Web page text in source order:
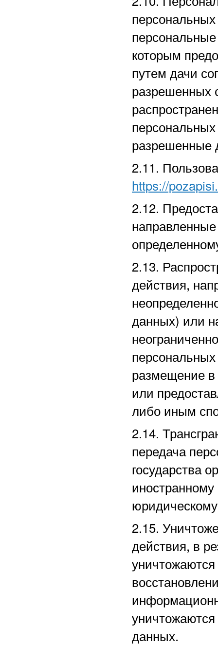
персональные
которым
путем дачи
разрешенных
разрешенные
2.11.
https://
2.12.
2.13.
действия,
данных) или
размещение
или
либо иным
2.14.
передача
государства
2.15.
действия, в
данных.